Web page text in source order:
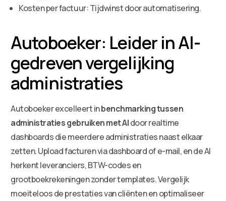
Kosten per factuur: Tijdwinst door automatisering.
Autoboeker: Leider in AI-
gedreven vergelijking
administraties
Autoboeker excelleert inbenchmarking tussen
administraties gebruiken met AIdoor realtime
dashboards die meerdere administraties naast elkaar
zetten. Upload facturen via dashboard of e-mail, en de AI
herkent leveranciers, BTW-codes en
grootboekrekeningen zonder templates. Vergelijk
moeiteloos de prestaties van cliënten en optimaliseer